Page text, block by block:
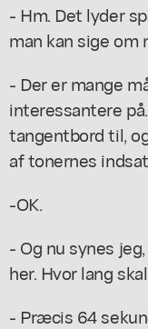
- Hm. Det lyder
man kan sige om
- Der er mange
interessantere
tangentbord til,
af tonernes
-OK.
- Og nu synes
her. Hvor lang
- Præcis 64